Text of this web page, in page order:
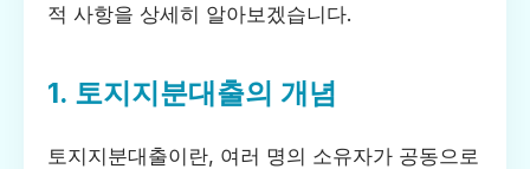
적 사항을 상세히 알아보겠습니다.
1. 토지지분대출의 개념
토지지분대출이란, 여러 명의 소유자가 공동으로